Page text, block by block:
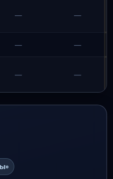
— —
— —
— —